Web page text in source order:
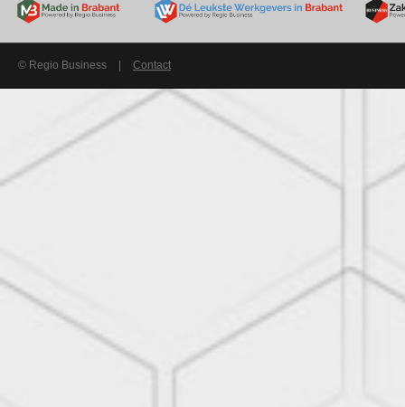
© Regio Business Contact